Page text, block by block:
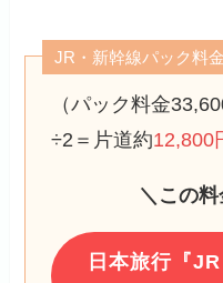
JR・新幹線パック料金
（パック料金
÷2＝片道約12,800
＼この
日本旅行『